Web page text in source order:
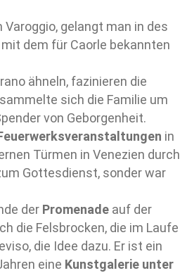
gelangt man in des
mit dem für Caorle bekannten
ähneln, fazinieren die
sich die Familie um
von Geborgenheit.
in
Türmen in Venezien durch
Gottesdienst, sonder war
der Promenade auf der
die Felsbrocken, die im Laufe
die Idee dazu. Er ist ein
eine Kunstgalerie unter